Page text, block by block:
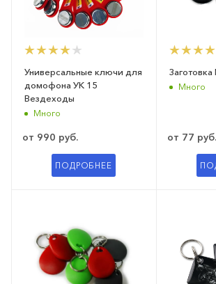
Универсальные ключи для
домофона УК 15
Вездеходы
Много
от 990 руб.
ПОДРОБНЕЕ
Заготовка
Много
от 77 руб.